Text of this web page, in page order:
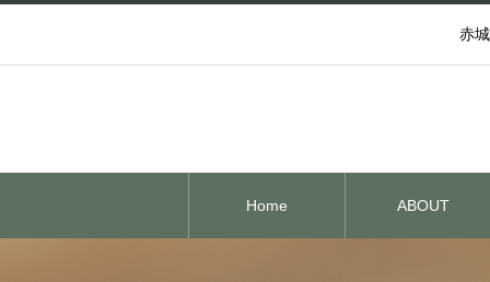
赤
Home ABOUT